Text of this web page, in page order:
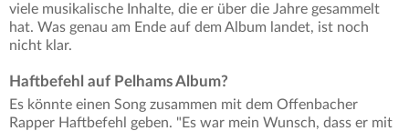
viele musikalische Inhalte, die er über die Jahre gesammelt
hat. Was genau am Ende auf dem Album landet, ist noch
nicht klar.
Haftbefehl auf Pelhams Album?
Es könnte einen Song zusammen mit dem Offenbacher
Rapper Haftbefehl geben. "Es war mein Wunsch, dass er mit